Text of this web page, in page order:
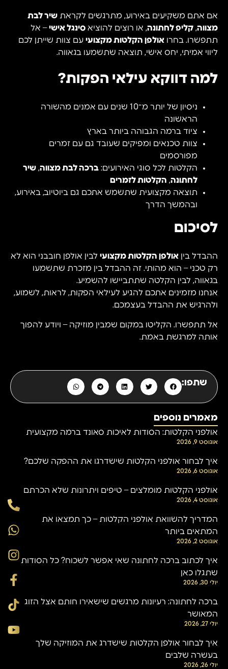
אם אתם משקיעים באירוע, מתרגשים לקראת שיר לבת
מצווה, קליפ לחתונה, או רוצים להוציא סינגל אישי– אל
תתפשרו. בחרו אולפן הקלטות מקצועי עם צוות שייתן לכם
ליווי אמיתי, יחס אישי, תוצאה שתשמעו בגאווה.
למה דווקא עילאי הפקות?
ניסיון של יותר מ־10 שנים עם אמנים מהשורה
הראשונה
ציוד ברמה הגבוהה ביותר בארץ
צוות טכנאים ומפיקים שעובד גם עם זמרים
מפורסמים
הקלטות לכל סוגי האירועים: ברכה לבת מצווה, שיר
לחתונה, הקלטות לזמרים
תוצאה מקצועית שתשמש אתכם גם ביוטיוב, באירוע,
ובהמשך הדרך
לסיכום
ההבדל בין אולפן הקלטות מקצועי לבין אולפן חובבני הוא לא
רק טכני – הוא מהותי. זה ההבדל בין מזכרת שתשמעו
בגאווה, לבין הקלטה שתתביישו להשמיע.
אנחנו מזמינים אתכם להגיע לעילאי הפקות, לראות, לשמוע,
ולהרגיש את ההבדל בעצמכם.
אל תתפשרו. הקליטו במקום שמבין מוזיקה – ויודע להפוך
אותה למרגשת באמת.
שתפו:
מאמרים נוספים
אולפני הקלטות: הסודות לאיכות סאונד ברמה מקצועית
אוגוסט 9, 2026
איך לבחור אולפני הקלטות שישדרגו את ההפקה שלכם?
אוגוסט 6, 2026
אולפני הקלטות מומלצים – טיפים ויתרונות שלא הכרתם
אוגוסט 4, 2026
המדריך להשוואת אולפני הקלטות – כך תמצאו את
המתאים ביותר
אוגוסט 2, 2026
איך לכתוב ברכה לחתונה שאי אפשר לשכוח? כל הסודות
שתגלו כאן
יולי 30, 2026
ברכה לחתונה: רעיונות מרגשים שישאירו חותם אצל הזוג
המאושר
יולי 27, 2026
איך לבחור אולפן הקלטות שישדרג את המוזיקה שלך
בעשרה שלבים
יולי 26, 2026